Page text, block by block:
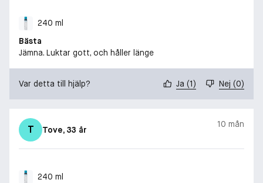
240 ml
Bästa
Jämna. Luktar gott, och håller länge
Var detta till hjälp? Ja (1) Nej (0)
T Tove, 33 år
10 mån
240 ml